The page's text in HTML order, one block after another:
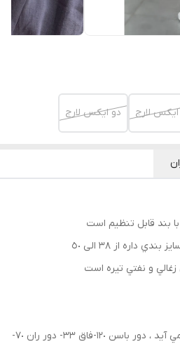
ايكس لارج دو ايكس لارج
قابل تنظيم است
داره از ٣٨ الى ٥٠
و نفتي تيره است
اسمال:دور كمر از ٧٠ تا ١٠٠ كش مي آيد ، دور باسن ١٢٠-فاق ٣٣- دور ران ٧٠-